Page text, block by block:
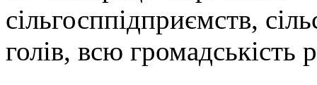
сільгосппідприємств,
голів, всю громадськість